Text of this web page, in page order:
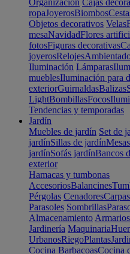
Organización Cajas
ropaJoyerosBiombos
Objetos decorativos Velas
mesaNavidadFlores
fotosFiguras decorativas
joyerosRelojes
Iluminación Lámparas
mueblesIluminación para
exteriorGuirnaldasBalizas
LightBombillasFocos
Tendencias y temporadas
Jardín
Muebles de jardín Set de
jardínSillas de jardín
jardínSofás jardínBancos
exterior
Hamacas y tumbonas
AccesoriosBalancines
Pérgolas CenadoresCarpas
Parasoles Sombrillas
Almacenamiento Armarios
Jardinería Maquinaria
UrbanosRiegoPlantas
Cocina BarbacoasCocina